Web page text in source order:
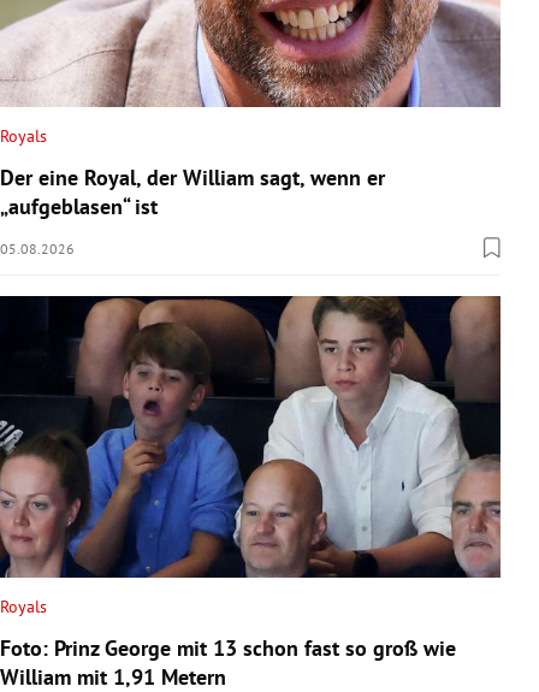
Royals
Der eine Royal, der William sagt, wenn er
„aufgeblasen“ ist
05.08.2026
Royals
Foto: Prinz George mit 13 schon fast so groß wie
William mit 1,91 Metern